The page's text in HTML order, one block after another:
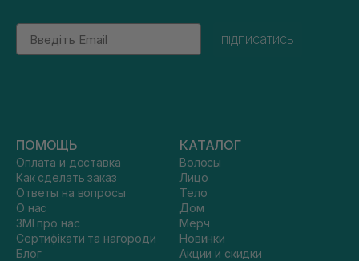
Email
підписатись
ПОМОЩЬ
Оплата и доставка
Как сделать заказ
Ответы на вопросы
О нас
ЗМІ про нас
Сертифікати та нагороди
Блог
КАТАЛОГ
Волосы
Лицо
Тело
Дом
Мерч
Новинки
Акции и скидки